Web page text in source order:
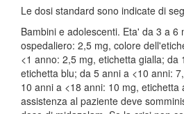
Le dosi standard sono indicate di
Bambini e adolescenti. Eta' da 3 a 6
ospedaliero: 2,5 mg, colore
<1 anno: 2,5 mg, etichetta gialla; da
etichetta blu; da 5 anni a <10 anni:
10 anni a <18 anni: 10 mg, etichetta
assistenza al paziente deve